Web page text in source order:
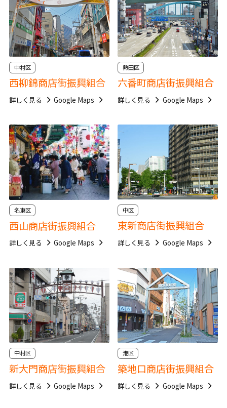
中村区
西柳錦商店街振興組合
詳しく見る Google Maps
熱田区
六番町商店街振興組合
詳しく見る Google Maps
名東区
西山商店街振興組合
詳しく見る Google Maps
中区
東新商店街振興組合
詳しく見る Google Maps
中村区
新大門商店街振興組合
詳しく見る Google Maps
港区
築地口商店街振興組合
詳しく見る Google Maps